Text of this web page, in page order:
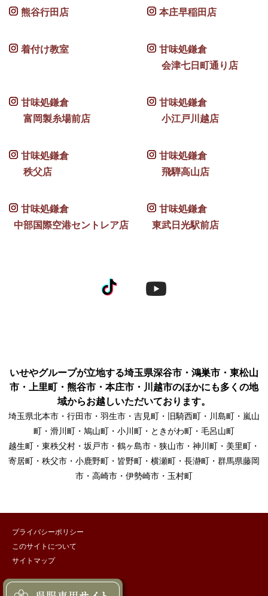
熊谷行田店 本庄早稲田店
着付け教室
甘味処鎌倉
会津七日町通り店
甘味処鎌倉
富岡製糸場前店
甘味処鎌倉
小江戸川越店
甘味処鎌倉
秩父店
甘味処鎌倉
飛騨高山店
甘味処鎌倉
中部国際空港セントレア店
甘味処鎌倉
東武日光駅前店
いせやグループが立地する埼玉県深谷市・鴻巣市・東松山
市・上里町・熊谷市・本庄市・川越市のほかにも多くの地
域からお越しいただいております。
埼玉県北本市・行田市・羽生市・吉見町・旧騎西町・川島町・嵐山
町・滑川町・鳩山町・小川町・ときがわ町・毛呂山町
越生町・東秩父村・坂戸市・鶴ヶ島市・狭山市・神川町・美里町・
寄居町・秩父市・小鹿野町・皆野町・横瀬町・長瀞町・群馬県藤岡
市・高崎市・伊勢崎市・玉村町
プライバシーポリシー
このサイトについて
サイトマップ